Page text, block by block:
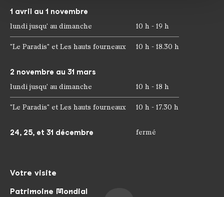
partenaires peuvent combiner ces informations avec
d'autres données que vous leur avez fournies ou qu'ils
Votre visite
Patrimoine Mondial
1 avril au 1 novembre
lundi jusqu' au dimanche 10 h - 19 h
"Le Paradis" et Les hauts fourneaux 10 h - 18.30 h
2 novembre au 31 mars
lundi jusqu' au dimanche 10 h - 18 h
"Le Paradis" et Les hauts fourneaux 10 h - 17.30 h
24, 25, et 31 décembre fermé